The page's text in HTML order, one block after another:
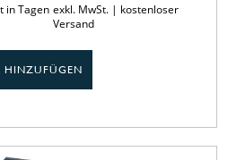
in Tagen exkl. MwSt. | kostenloser
Versand
HINZUFÜGEN